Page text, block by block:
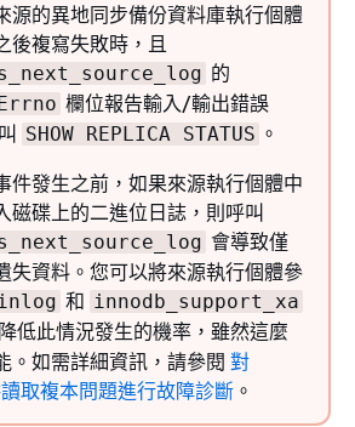
源的異地同步備份資料庫執行個體
後複寫失敗時，且
的
欄位報告輸入/輸出錯誤
SHOW REPLICA STATUS 。
件發生之前，如果來源執行個體中
磁碟上的二進位日誌，則呼叫
會導致僅
失資料。您可以將來源執行個體參
和 innodb_support_xa
低此情況發生的機率，雖然這麼
。 如需詳細資訊，請參閱 對
取複本問題進行故障診斷 。